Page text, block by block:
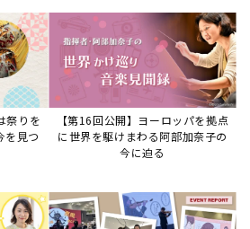
イブ＆トークレポート